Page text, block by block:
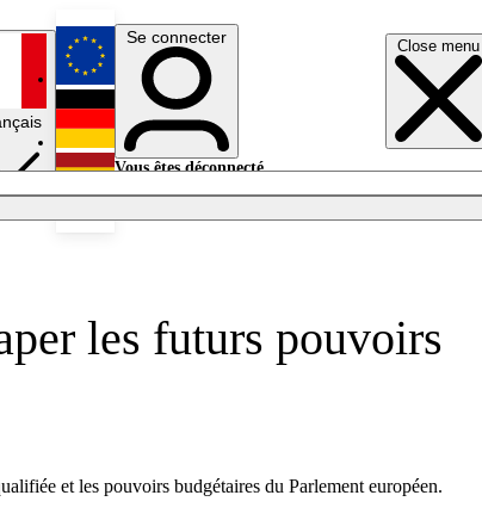
Close menu
English
Deutsch
Se connecter
Vous êtes déconnecté.
les futurs pouvoirs
et les pouvoirs budgétaires du Parlement européen.